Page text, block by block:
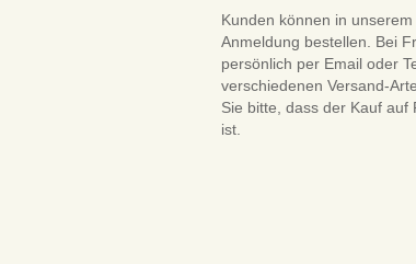
Kunden können in
Anmeldung bestellen. Bei
persönlich per Email oder
verschiedenen Versand-
Sie bitte, dass der Kauf auf
ist.